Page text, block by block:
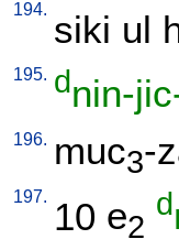
194. siki ul
195. dnin-
196. muc3-
197. 10 e2
d